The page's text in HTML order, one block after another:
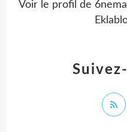
Voir le profil de